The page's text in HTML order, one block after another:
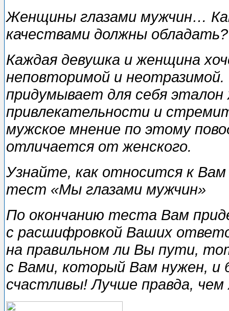
Женщины глазами мужчин…
качествами должны обладать?
Каждая девушка и женщина
неповторимой и
придумывает для себя эталон
привлекательности и
мужское мнение по этому
отличается от женского.
Узнайте, как относится к Вам
тecт «Мы глазами мужчин»
По окончанию тecтa Вам
с расшифровкой Ваших
на правильном ли Вы пути,
с Вами, который Вам нужен, и
счастливы! Лучше правда, чем